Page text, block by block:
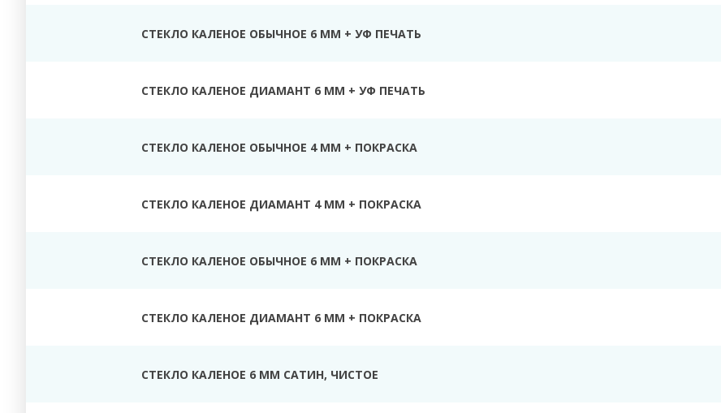
СТЕКЛО КАЛЕНОЕ ОБЫЧНОЕ 6 ММ + УФ ПЕЧАТЬ
СТЕКЛО КАЛЕНОЕ ДИАМАНТ 6 ММ + УФ ПЕЧАТЬ
СТЕКЛО КАЛЕНОЕ ОБЫЧНОЕ 4 ММ + ПОКРАСКА
СТЕКЛО КАЛЕНОЕ ДИАМАНТ 4 ММ + ПОКРАСКА
СТЕКЛО КАЛЕНОЕ ОБЫЧНОЕ 6 ММ + ПОКРАСКА
СТЕКЛО КАЛЕНОЕ ДИАМАНТ 6 ММ + ПОКРАСКА
СТЕКЛО КАЛЕНОЕ 6 ММ САТИН, ЧИСТОЕ